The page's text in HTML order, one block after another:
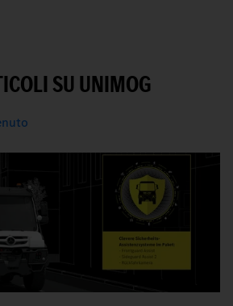
SU UNIMOG